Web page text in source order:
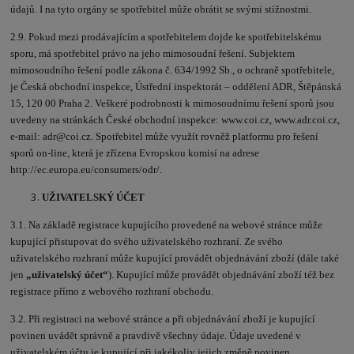
údajů. I na tyto orgány se spotřebitel může obrátit se svými stížnostmi.
2.9. Pokud mezi prodávajícím a spotřebitelem dojde ke spotřebitelskému
sporu, má spotřebitel právo na jeho mimosoudní řešení. Subjektem
mimosoudního řešení podle zákona č. 634/1992 Sb., o ochraně spotřebitele,
je Česká obchodní inspekce, Ústřední inspektorát – oddělení ADR, Štěpánská
15, 120 00 Praha 2. Veškeré podrobnosti k mimosoudnímu řešení sporů jsou
uvedeny na stránkách České obchodní inspekce: www.coi.cz, www.adr.coi.cz,
e-mail: adr@coi.cz. Spotřebitel může využít rovněž platformu pro řešení
sporů on-line, která je zřízena Evropskou komisí na adrese
http://ec.europa.eu/consumers/odr/.
UŽIVATELSKÝ ÚČET
3.1. Na základě registrace kupujícího provedené na webové stránce může
kupující přistupovat do svého uživatelského rozhraní. Ze svého
uživatelského rozhraní může kupující provádět objednávání zboží (dále také
jen „uživatelský účet“). Kupující může provádět objednávání zboží též bez
registrace přímo z webového rozhraní obchodu.
3.2. Při registraci na webové stránce a při objednávání zboží je kupující
povinen uvádět správně a pravdivě všechny údaje. Údaje uvedené v
uživatelském účtu je kupující při jakékoliv jejich změně povinen